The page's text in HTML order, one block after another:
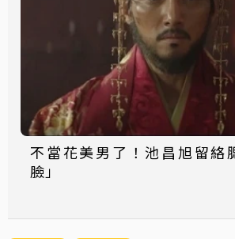
不當花美男了！池昌旭留絡
臉」